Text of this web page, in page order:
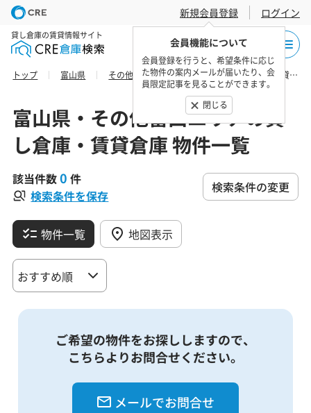
新規会員登録
会員機能について
会員登録を行うと、希望条件に応じ
た物件の案内メールが届いたり、会
員限定記事を見ることができます。
閉じる
ログイン
貸し倉庫の賃貸情報サイト
トップ 富山県 その他富山エリア 黒部市の貸し倉庫・賃貸倉庫 物件一覧
富山県・その他富山エリアの貸
し倉庫・賃貸倉庫 物件一覧
該当件数0 件
検索条件を保存
検索条件の変更
物件一覧 地図表示
ご希望の物件をお探ししますので、
こちらよりお問合せください。
メールでお問合せ